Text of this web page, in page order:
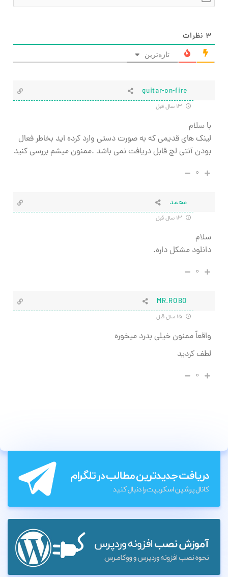
۳ نظرات
تازه‌ترین
guitar-on-fire
با سلام
لینک های قدیمی که به صورت دستی وارد کرده اید بخاطر فعال
بودن آنتی لچ قابل دریافت نمی باشد .ممنون میشم بررسی کنید
۰
محمد
سلام
دانلود مشکل داره.
۰
MR.ROBO
واقعاً ممنون خیلی بدرد میخوره
لطف کردید
۰